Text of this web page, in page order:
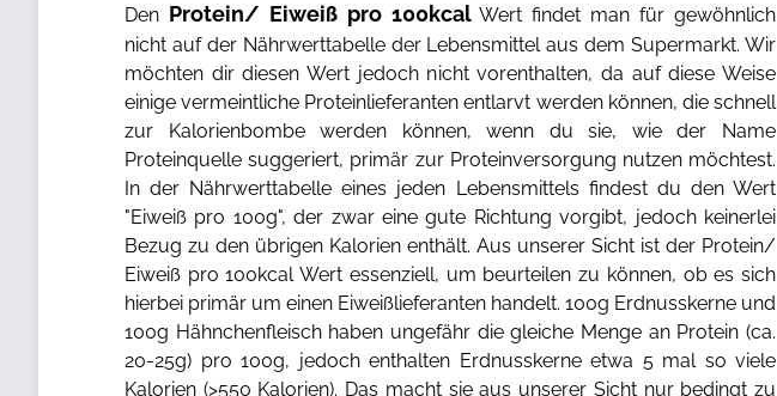
Den Protein/ Eiweiß pro 100kcalWert findet man für gewöhnlich
nicht auf der Nährwerttabelle der Lebensmittel aus dem Supermarkt. Wir
möchten dir diesen Wert jedoch nicht vorenthalten, da auf diese Weise
einige vermeintliche Proteinlieferanten entlarvt werden können, die schnell
zur Kalorienbombe werden können, wenn du sie, wie der Name
Proteinquelle suggeriert, primär zur Proteinversorgung nutzen möchtest.
In der Nährwerttabelle eines jeden Lebensmittels findest du den Wert
"Eiweiß pro 100g", der zwar eine gute Richtung vorgibt, jedoch keinerlei
Bezug zu den übrigen Kalorien enthält. Aus unserer Sicht ist der Protein/
Eiweiß pro 100kcal Wert essenziell, um beurteilen zu können, ob es sich
hierbei primär um einen Eiweißlieferanten handelt. 100g Erdnusskerne und
100g Hähnchenfleisch haben ungefähr die gleiche Menge an Protein (ca.
20-25g) pro 100g, jedoch enthalten Erdnusskerne etwa 5 mal so viele
Kalorien (>550 Kalorien). Das macht sie aus unserer Sicht nur bedingt zu